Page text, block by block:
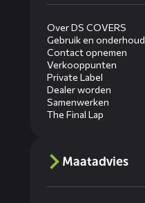
Over DS COVERS
Gebruik en onderhoud
Contact opnemen
Verkooppunten
Private Label
Dealer worden
Samenwerken
The Final Lap
Maatadvies